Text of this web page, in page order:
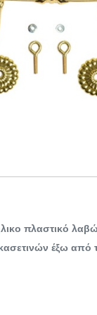
πλαστικό
έξω από